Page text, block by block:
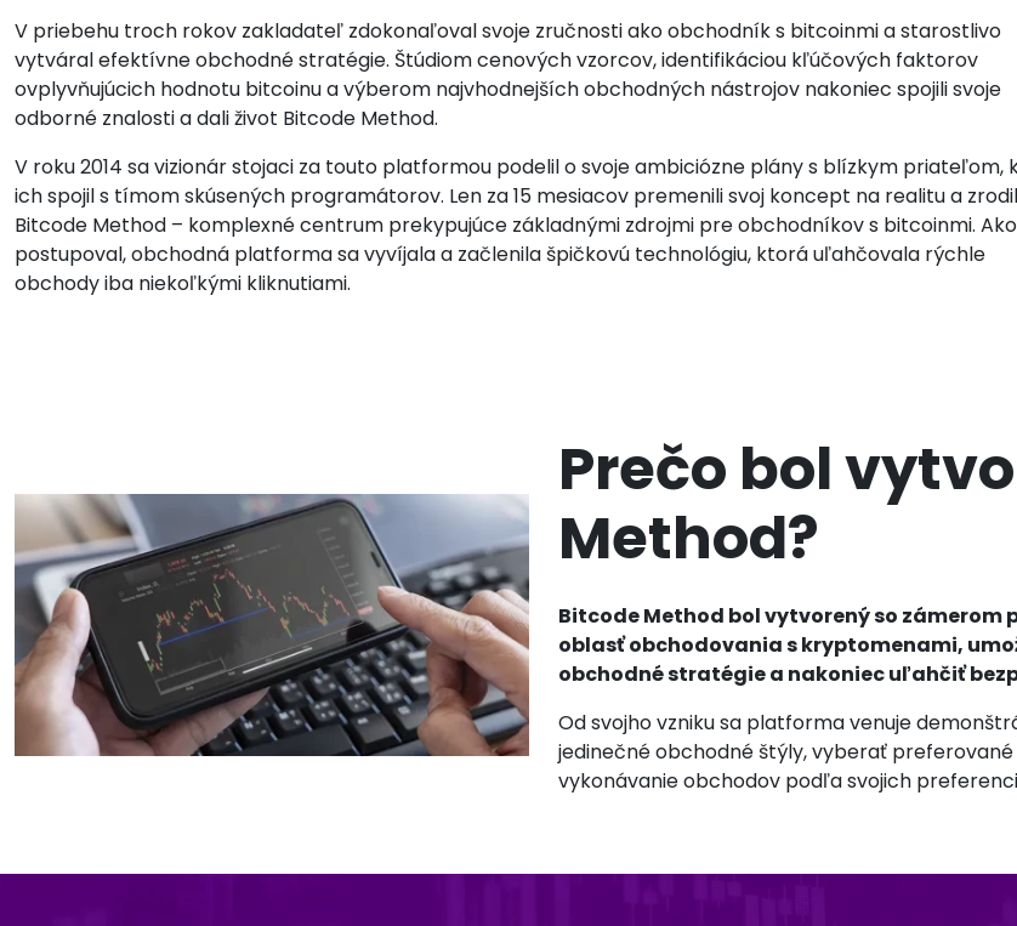
V priebehu troch rokov zakladateľ zdokonaľoval svoje zručnosti ako obchodník s bitcoinmi a starostlivo
vytváral efektívne obchodné stratégie. Štúdiom cenových vzorcov, identifikáciou kľúčových faktorov
ovplyvňujúcich hodnotu bitcoinu a výberom najvhodnejších obchodných nástrojov nakoniec spojili svoje
odborné znalosti a dali život Bitcode Method.
V roku 2014 sa vizionár stojaci za touto platformou podelil o svoje ambiciózne plány s blízkym priateľom,
ich spojil s tímom skúsených programátorov. Len za 15 mesiacov premenili svoj koncept na realitu a
Bitcode Method – komplexné centrum prekypujúce základnými zdrojmi pre obchodníkov s bitcoinmi.
postupoval, obchodná platforma sa vyvíjala a začlenila špičkovú technológiu, ktorá uľahčovala rýchle
obchody iba niekoľkými kliknutiami.
Prečo bol
Method?
Bitcode Method bol vytvorený so
oblasť obchodovania s kryptomenami,
obchodné stratégie a nakoniec uľahčiť
Od svojho vzniku sa platforma venuje
jedinečné obchodné štýly, vyberať
vykonávanie obchodov podľa svojich